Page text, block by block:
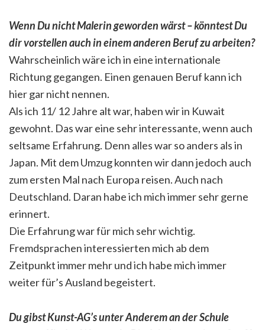
Wenn Du nicht Malerin geworden wärst – könntest Du
dir vorstellen auch in einem anderen Beruf zu arbeiten?
Wahrscheinlich wäre ich in eine internationale
Richtung gegangen. Einen genauen Beruf kann ich
hier gar nicht nennen.
Als ich 11/ 12 Jahre alt war, haben wir in Kuwait
gewohnt. Das war eine sehr interessante, wenn auch
seltsame Erfahrung. Denn alles war so anders als in
Japan. Mit dem Umzug konnten wir dann jedoch auch
zum ersten Mal nach Europa reisen. Auch nach
Deutschland. Daran habe ich mich immer sehr gerne
erinnert.
Die Erfahrung war für mich sehr wichtig.
Fremdsprachen interessierten mich ab dem
Zeitpunkt immer mehr und ich habe mich immer
weiter für’s Ausland begeistert.
Du gibst Kunst-AG’s unter Anderem an der Schule